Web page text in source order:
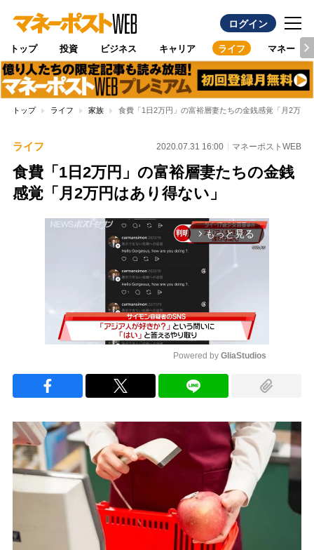
ログイン
トップ 投資 ビジネス キャリア ライフ マネー
トップ ライフ 家族 食費「1日2万円」の富裕層妻たちの金銭感覚「月2万円
ライフ 2020.07.31 16:00 マネーポストWEB
食費「1日2万円」の富裕層妻たちの金銭
感覚「月2万円はあり得ない」
arrow_forward_ios もっと見る
Powered by GliaStudios